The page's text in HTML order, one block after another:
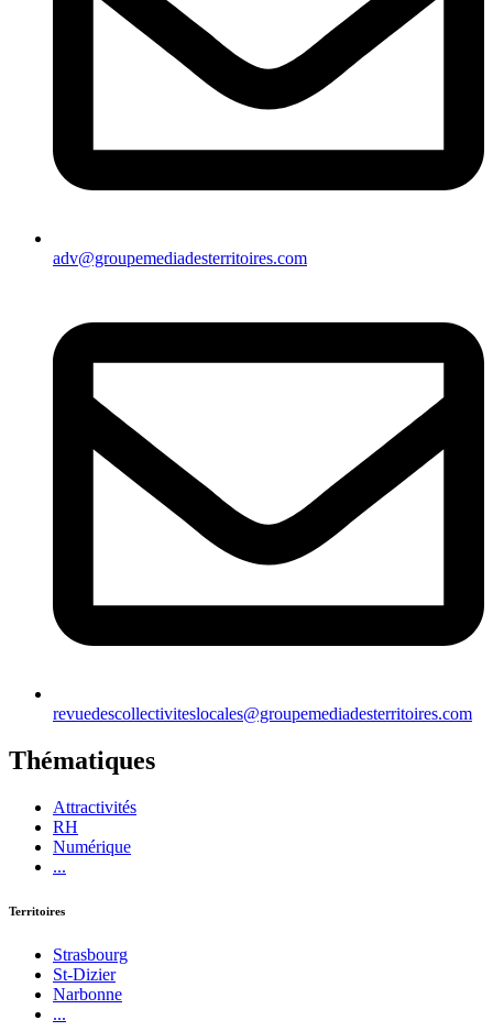
adv@groupemediadesterritoires.com
revuedescollectiviteslocales@groupemediadesterritoires.com
Thématiques
Attractivités
RH
Numérique
...
Territoires
Strasbourg
St-Dizier
Narbonne
...